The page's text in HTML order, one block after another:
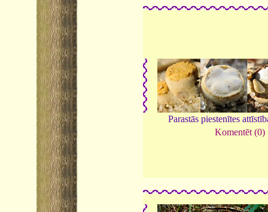
Parastās piestenītes
Komentēt (0)